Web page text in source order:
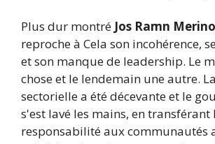
Plus dur montré Jos Ramn Merino
reproche à Cela son incohérence,
et son manque de leadership. Le
chose et le lendemain une autre.
sectorielle a été décevante et le
s'est lavé les mains, en transférant
responsabilité aux communautés